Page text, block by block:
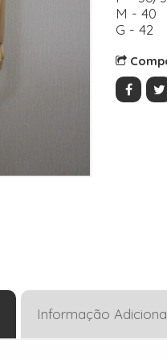
M - 40
G - 42
Informação